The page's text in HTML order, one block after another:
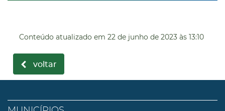
Conteúdo atualizado em 22 de junho de 2023 às 13:10
voltar